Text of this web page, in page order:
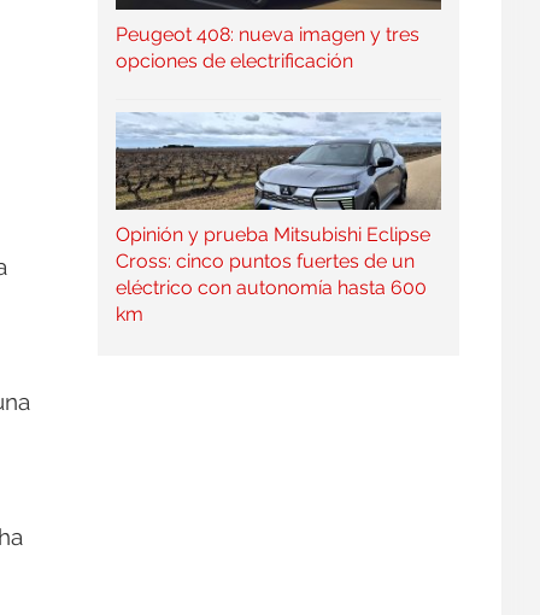
Peugeot 408: nueva imagen y tres
opciones de electrificación
Opinión y prueba Mitsubishi Eclipse
Cross: cinco puntos fuertes de un
eléctrico con autonomía hasta 600
km